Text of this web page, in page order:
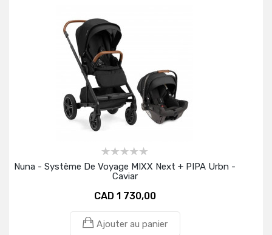
Nuna - Système De Voyage MIXX Next + PIPA Urbn -
Caviar
CAD 1 730,00
Ajouter au panier